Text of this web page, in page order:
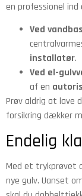
en professionel
Ved
installatør.
Ved el-
af en
Prøv aldrig at lave
forsikring dækker
Endelig
Med et trykprøvet
nye gulv. Uanset